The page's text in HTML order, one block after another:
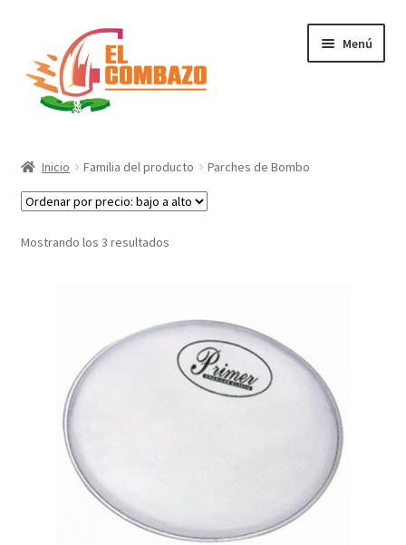
Menú
DJ, Audio e Iluminación PRO
Grabación de Audio & Video
Inicio Familia del producto Parches de Bombo
Mostrando los 3 resultados